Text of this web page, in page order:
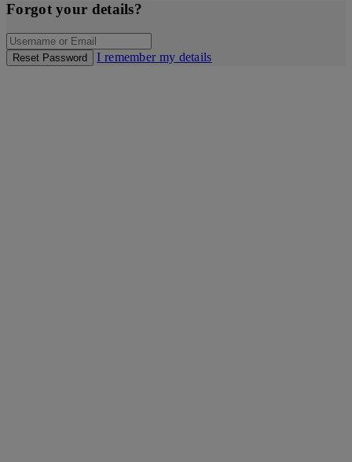
Forgot your details?
Reset Password I remember my details